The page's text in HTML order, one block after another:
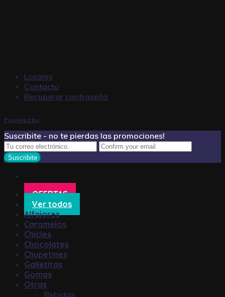
Locales
Contacto
Recuperar contraseña
Powered by
Suscribite - no te pierdas las promociones!
OFERTAS
Ver todos
Alfajores
Caramelos
Chicles
Chocolates
Chupetines
Galletitas
Gomas
Otras
Bebidas